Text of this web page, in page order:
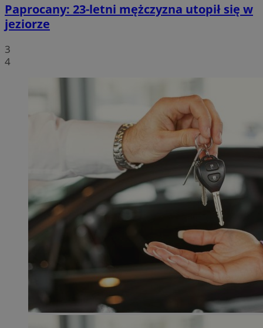
Paprocany: 23-letni mężczyzna utopił się w
jeziorze
3
4